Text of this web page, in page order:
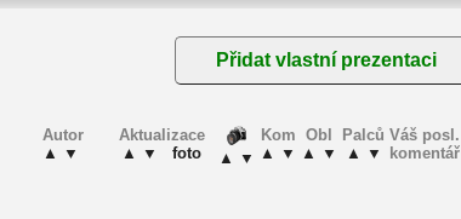
Autor
▲ ▼
Aktualizace
▲ ▼ foto ▲ ▼
Kom
▲ ▼
Obl
▲ ▼
Palců
▲ ▼
Váš posl.
komentář